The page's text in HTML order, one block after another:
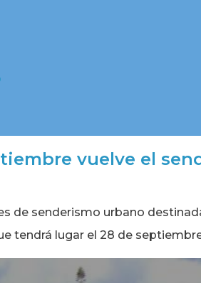
vuelve el
de senderismo urbano
tendrá lugar el 28 de